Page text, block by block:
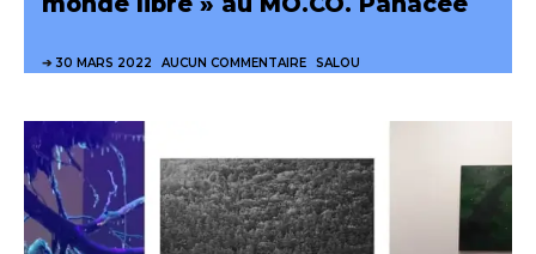
30 MARS 2022 AUCUN COMMENTAIRE SALOU